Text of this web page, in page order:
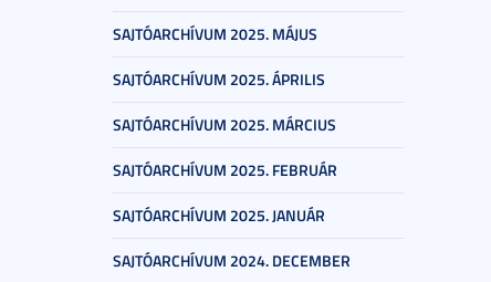
SAJTÓARCHÍVUM 2025. MÁJUS
SAJTÓARCHÍVUM 2025. ÁPRILIS
SAJTÓARCHÍVUM 2025. MÁRCIUS
SAJTÓARCHÍVUM 2025. FEBRUÁR
SAJTÓARCHÍVUM 2025. JANUÁR
SAJTÓARCHÍVUM 2024. DECEMBER